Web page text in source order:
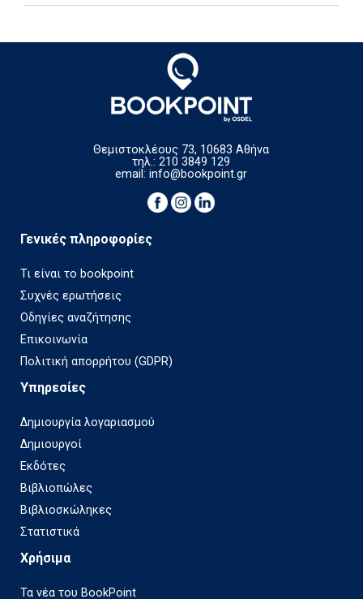
Θεμιστοκλέους 73, 10683 Αθήνα
τηλ.: 210 3849 129
email:info@bookpoint.gr
Γενικές πληροφορίες
Τι είναι το bookpoint
Συχνές ερωτήσεις
Οδηγίες αναζήτησης
Επικοινωνία
Πολιτική απορρήτου (GDPR)
Υπηρεσίες
Δημιουργία λογαριασμού
Δημιουργοί
Εκδότες
Βιβλιοπώλες
Βιβλιοσκώληκες
Στατιστικά
Χρήσιμα
Τα νέα του BookPoint